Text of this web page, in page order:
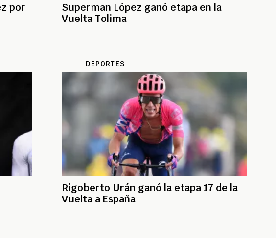
por
Superman López ganó etapa en la
Vuelta Tolima
DEPORTES
Rigoberto Urán ganó la etapa 17 de la
Vuelta a España